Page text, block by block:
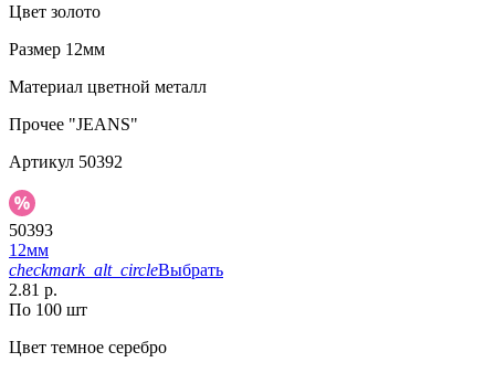
Цвет золото
Размер 12мм
Материал цветной металл
Прочее "JEANS"
Артикул 50392
50393
12мм
checkmark_alt_circleВыбрать
2.81 р.
По 100 шт
Цвет темное серебро